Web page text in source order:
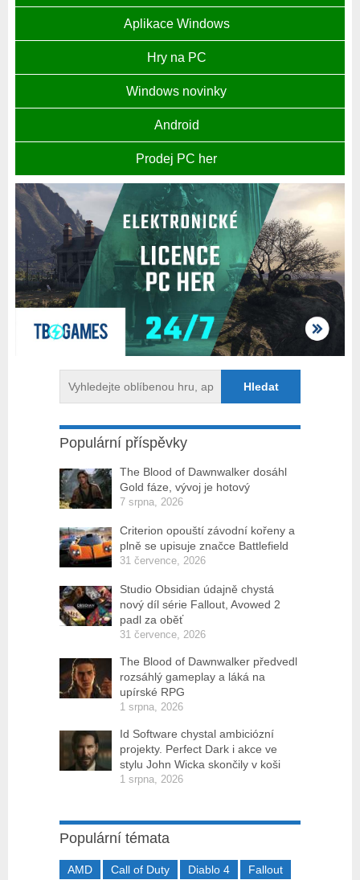
Aplikace Windows
Hry na PC
Windows novinky
Android
Prodej PC her
Populární příspěvky
The Blood of Dawnwalker dosáhl
Gold fáze, vývoj je hotový
7 srpna, 2026
Criterion opouští závodní kořeny a
plně se upisuje značce Battlefield
31 července, 2026
Studio Obsidian údajně chystá
nový díl série Fallout, Avowed 2
padl za oběť
31 července, 2026
The Blood of Dawnwalker předvedl
rozsáhlý gameplay a láká na
upírské RPG
1 srpna, 2026
Id Software chystal ambiciózní
projekty. Perfect Dark i akce ve
stylu John Wicka skončily v koši
1 srpna, 2026
Populární témata
AMD Call of Duty Diablo 4
Fallout